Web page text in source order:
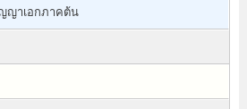
ญาเอกภาคต้น